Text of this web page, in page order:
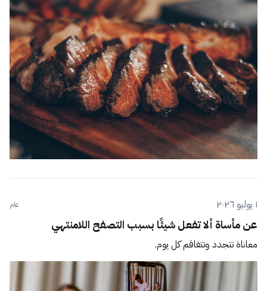
١ يوليو ٢٠٢٦ عام
عن مأساة ألا تفعل شيئًا بسبب التصفح اللامنتهي
معاناة تتجدد وتتفاقم كل يوم.